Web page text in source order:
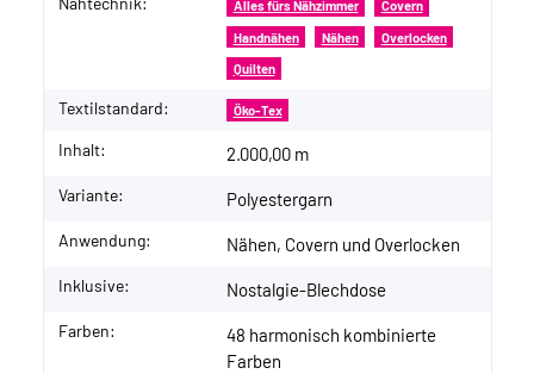
Alles fürs Nähzimmer Covern
Handnähen Nähen Overlocken
Quilten
Textilstandard: Öko-Tex
Inhalt: 2.000,00 m
Variante: Polyestergarn
Anwendung: Nähen, Covern und Overlocken
Inklusive: Nostalgie-Blechdose
Farben:
48 harmonisch kombinierte
Farben